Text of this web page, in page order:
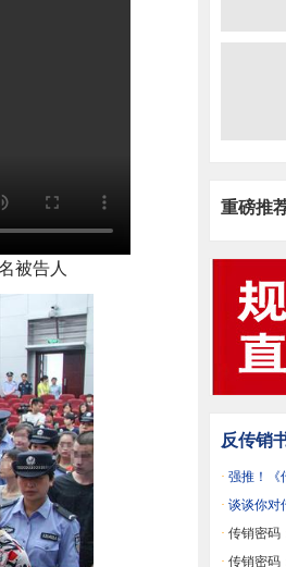
被告人
重磅推
反传销
· 强推！《
· 谈谈你对
· 传销密码
是宏观
· 传销密码